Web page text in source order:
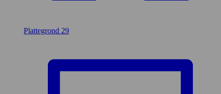
Plattegrond 29